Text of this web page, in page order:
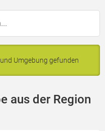
Umgebung gefunden
aus der Region